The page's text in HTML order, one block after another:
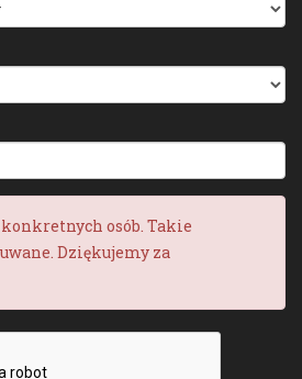
osób. Takie
Dziękujemy za